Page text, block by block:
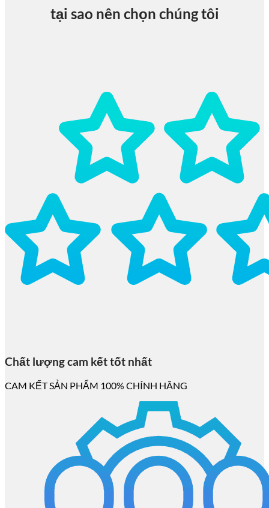
tại sao nên chọn chúng tôi
Chất lượng cam kết tốt nhất
CAM KẾT SẢN PHẨM 100% CHÍNH HÃNG